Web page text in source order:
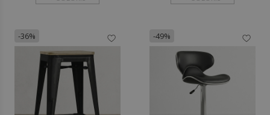
-36% -49%